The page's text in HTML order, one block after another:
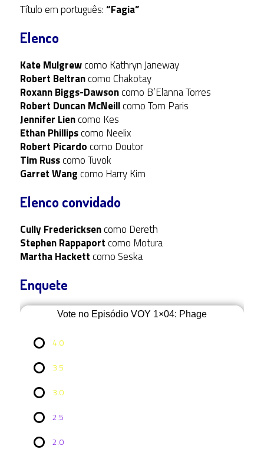
Título em português:“Fagia”
Elenco
Kate Mulgrewcomo Kathryn Janeway
Robert Beltrancomo Chakotay
Roxann Biggs-Dawsoncomo B’Elanna Torres
Robert Duncan McNeillcomo Tom Paris
Jennifer Liencomo Kes
Ethan Phillipscomo Neelix
Robert Picardocomo Doutor
Tim Russcomo Tuvok
Garret Wangcomo Harry Kim
Elenco convidado
Cully Fredericksencomo Dereth
Stephen Rappaportcomo Motura
Martha Hackettcomo Seska
Enquete
Vote no Episódio VOY 1×04: Phage
4.0
3.5
3.0
2.5
2.0